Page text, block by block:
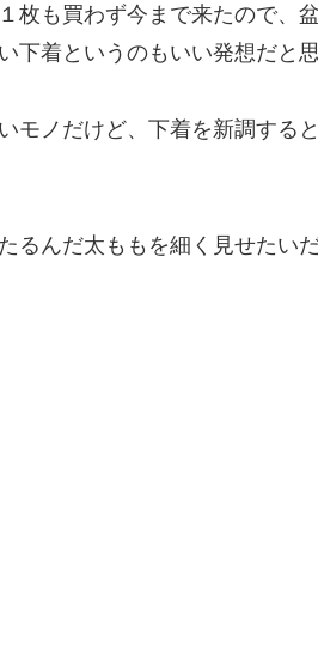
枚も買わず今まで来たので、
下着というのもいい発想だと
モノだけど、下着を新調する
るんだ太ももを細く見せたいだ